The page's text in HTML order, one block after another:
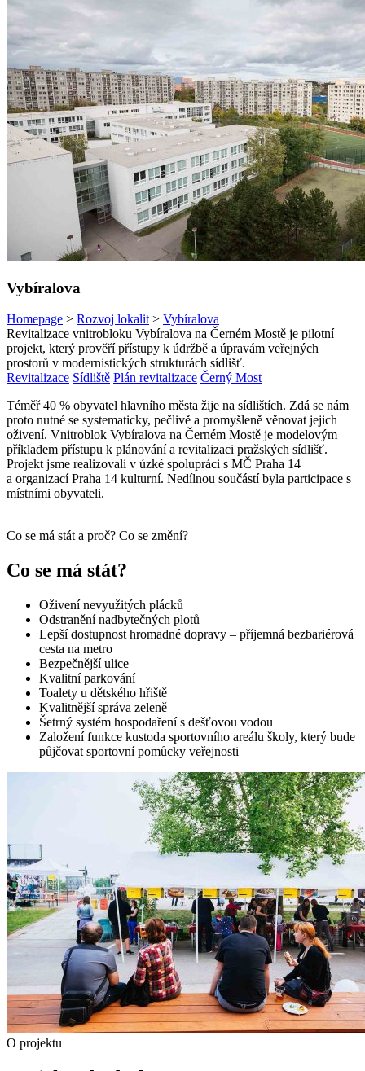
Vybíralova
Homepage > Rozvoj lokalit > Vybíralova
Revitalizace vnitrobloku Vybíralova na Černém Mostě je pilotní
projekt, který prověří přístupy k údržbě a úpravám veřejných
prostorů v modernistických strukturách sídlišť.
Revitalizace Sídliště Plán revitalizace Černý Most
Téměř 40 % obyvatel hlavního města žije na sídlištích. Zdá se nám
proto nutné se systematicky, pečlivě a promyšleně věnovat jejich
oživení. Vnitroblok Vybíralova na Černém Mostě je modelovým
příkladem přístupu k plánování a revitalizaci pražských sídlišť.
Projekt jsme realizovali v úzké spolupráci s MČ Praha 14
a organizací Praha 14 kulturní. Nedílnou součástí byla participace s
místními obyvateli.
Co se má stát a proč? Co se změní?
Co se má stát?
Oživení nevyužitých plácků
Odstranění nadbytečných plotů
Lepší dostupnost hromadné dopravy – příjemná bezbariérová
cesta na metro
Bezpečnější ulice
Kvalitní parkování
Toalety u dětského hřiště
Kvalitnější správa zeleně
Šetrný systém hospodaření s dešťovou vodou
Založení funkce kustoda sportovního areálu školy, který bude
půjčovat sportovní pomůcky veřejnosti
O projektu